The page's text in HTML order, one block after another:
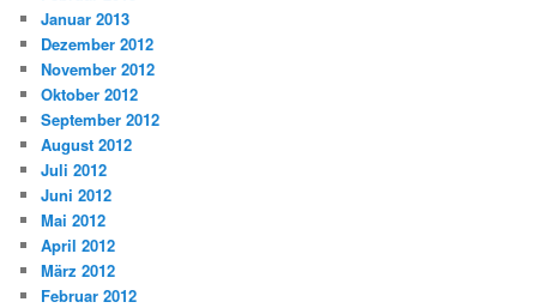
Januar 2013
Dezember 2012
November 2012
Oktober 2012
September 2012
August 2012
Juli 2012
Juni 2012
Mai 2012
April 2012
März 2012
Februar 2012